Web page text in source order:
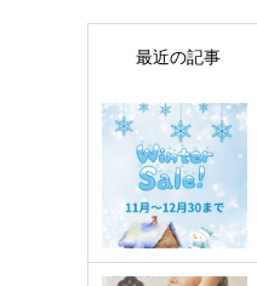
最近の記事